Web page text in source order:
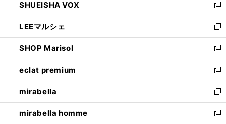
で
開
く
ド
ウ
で
開
く
ィ
ン
ド
ウ
で
開
く
い
ウ
ィ
ン
ド
ウ
で
開
く
SHUEISHA VOX
新
し
い
ウ
ィ
ン
ド
ウ
で
開
く
LEEマルシェ
新
し
い
ウ
ィ
ン
ド
ウ
で
SHOP Marisol
新
し
い
ウ
ィ
ン
ド
eclat premium
新
し
い
ウ
ィ
mirabella
新
し
い
mirabella homme
新